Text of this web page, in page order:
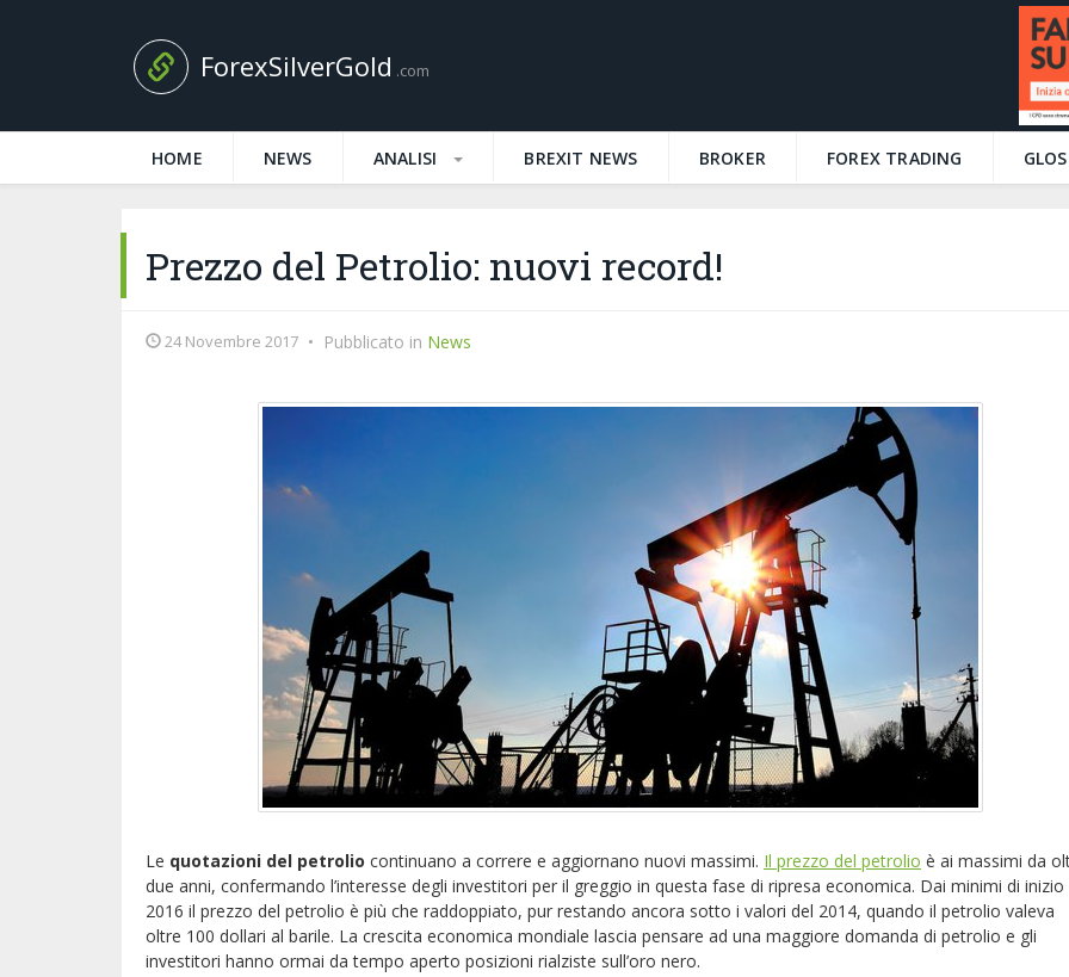
ForexSilverGold .com
HOME NEWS ANALISI BREXIT NEWS BROKER FOREX TRADING
Prezzo del Petrolio: nuovi record!
24 Novembre 2017 • Pubblicato in News
Le quotazioni del petrolio continuano a correre e aggiornano nuovi massimi. Il prezzo del petrolio è ai massimi da
due anni, confermando l’interesse degli investitori per il greggio in questa fase di ripresa economica. Dai minimi di inizio
2016 il prezzo del petrolio è più che raddoppiato, pur restando ancora sotto i valori del 2014, quando il petrolio valeva
oltre 100 dollari al barile. La crescita economica mondiale lascia pensare ad una maggiore domanda di petrolio e gli
investitori hanno ormai da tempo aperto posizioni rialziste sull’oro nero.